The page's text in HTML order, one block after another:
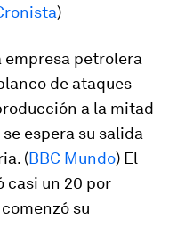
)
empresa petrolera
de ataques
a la mitad
espera su salida
(BBC Mundo) El
casi un 20 por
su